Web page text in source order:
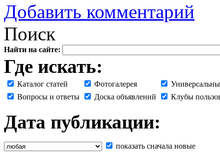
Добавить комментарий
Поиск
Найти на сайте:
Где искать:
Каталог статей Фотогалерея
Вопросы и ответы
Доска объявлений Клубы
Дата публикации:
показать сначала новые